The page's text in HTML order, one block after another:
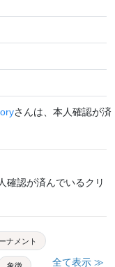
さんは、本人確認が済
確認が済んでいるクリ
ナメント
全て表示 ≫